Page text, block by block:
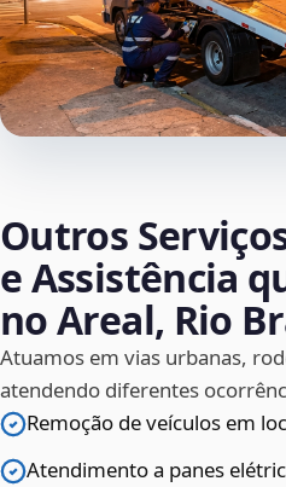
Outros
e Assistência
no Areal, Rio
Atuamos em vias urbanas,
atendendo diferentes
Remoção de veículos em
Atendimento a panes